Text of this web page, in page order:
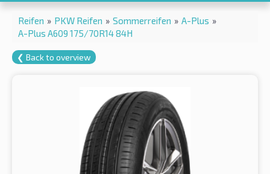
Reifen » PKW Reifen » Sommerreifen » A-Plus »
A-Plus A609 175/70R14 84H
❮ Back to overview